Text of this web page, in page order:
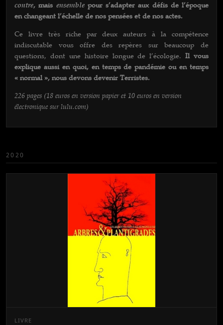
contre, mais ensemble pour s’adapter aux défis de l’époque
en changeant l’échelle de nos pensées et de nos actes.
Ce livre très riche par deux auteurs à la compétence
indiscutable vous offre des repères sur beaucoup de
questions, dont une histoire longue de l’écologie.Il vous
explique aussi en quoi, en temps de pandémie ou en temps
« normal », nous devons devenir Terristes.
226 pages (18 euros en version papier et 10 euros en version
électronique sur lulu.com)
2020
LIVRE